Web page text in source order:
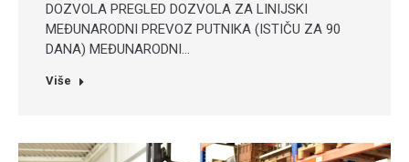
DOZVOLA PREGLED DOZVOLA ZA LINIJSKI
MEĐUNARODNI PREVOZ PUTNIKA (ISTIČU ZA 90
DANA) MEĐUNARODNI…
Više